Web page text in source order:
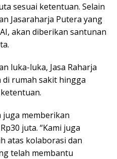
sesuai ketentuan. Selain
Jasaraharja Putera yang
akan diberikan santunan
luka-luka, Jasa Raharja
di rumah sakit hingga
juga memberikan
juta. “Kami juga
atas kolaborasi dan
telah membantu